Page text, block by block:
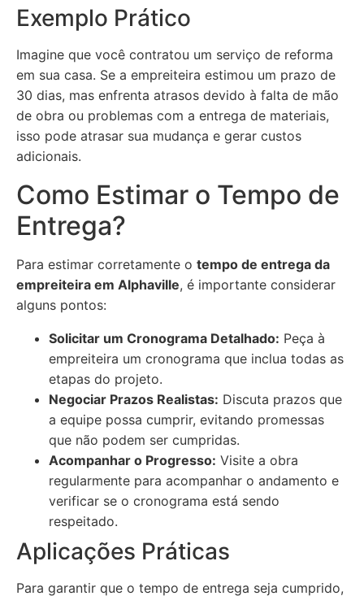
Exemplo Prático
Imagine que você contratou um serviço de reforma
em sua casa. Se a empreiteira estimou um prazo de
30 dias, mas enfrenta atrasos devido à falta de mão
de obra ou problemas com a entrega de materiais,
isso pode atrasar sua mudança e gerar custos
adicionais.
Como Estimar o Tempo de
Entrega?
Para estimar corretamente o tempo de entrega da
empreiteira em Alphaville, é importante considerar
alguns pontos:
Solicitar um Cronograma Detalhado: Peça à
empreiteira um cronograma que inclua todas as
etapas do projeto.
Negociar Prazos Realistas: Discuta prazos que
a equipe possa cumprir, evitando promessas
que não podem ser cumpridas.
Acompanhar o Progresso: Visite a obra
regularmente para acompanhar o andamento e
verificar se o cronograma está sendo
respeitado.
Aplicações Práticas
Para garantir que o tempo de entrega seja cumprido,